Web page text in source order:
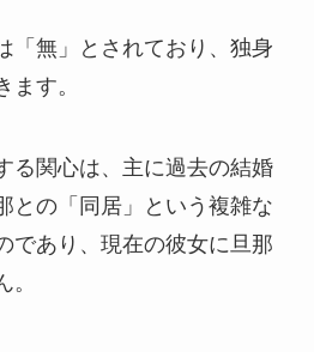
「無」とされており、独身
ます。
る関心は、主に過去の結婚
との「同居」という複雑な
であり、現在の彼女に旦那
。